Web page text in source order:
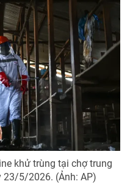
khử trùng tại chợ trung
23/5/2026. (Ảnh: AP)